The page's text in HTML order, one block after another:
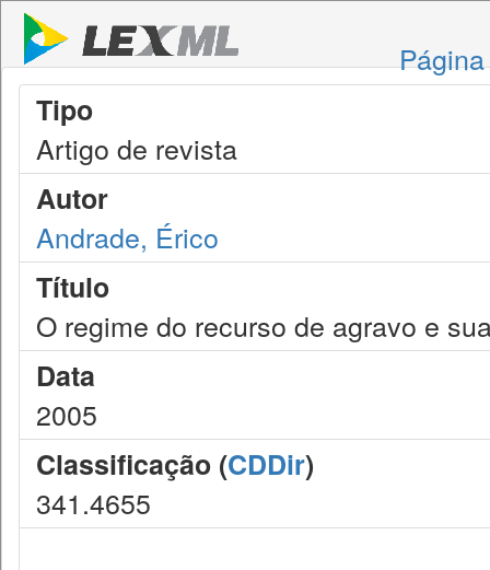
Tipo
Artigo de revista
Autor
Andrade, Érico
Título
O regime do recurso de agravo e
Data
2005
Classificação (CDDir)
341.4655